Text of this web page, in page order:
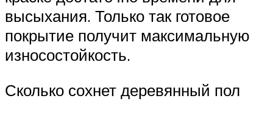
высыхания. Только так готовое
покрытие получит максимальную
износостойкость.
Сколько сохнет деревянный пол